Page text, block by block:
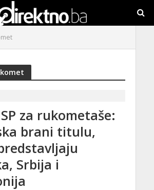
za rukometaše:
brani titulu,
Srbija i